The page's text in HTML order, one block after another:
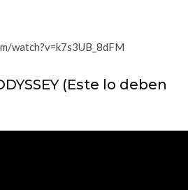
watch?v=k7s3UB_8dFM
(Este lo deben